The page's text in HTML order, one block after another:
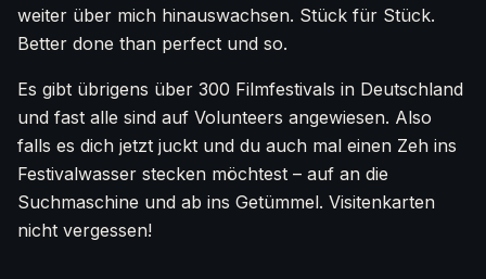
weiter über mich hinauswachsen. Stück für Stück.
Better done than perfect und so.
Es gibt übrigens über 300 Filmfestivals in Deutschland
und fast alle sind auf Volunteers angewiesen. Also
falls es dich jetzt juckt und du auch mal einen Zeh ins
Festivalwasser stecken möchtest – auf an die
Suchmaschine und ab ins Getümmel. Visitenkarten
nicht vergessen!